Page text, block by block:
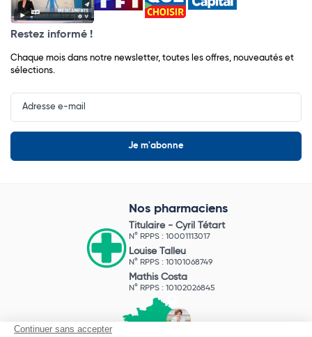
Restez informé !
Chaque mois dans notre newsletter, toutes les offres, nouveautés et
sélections.
Input
Newsletter
Nos pharmaciens
Titulaire - Cyril Tétart
N° RPPS : 10001113017
Louise Talleu
N° RPPS : 10101068749
Mathis Costa
N° RPPS : 10102026845